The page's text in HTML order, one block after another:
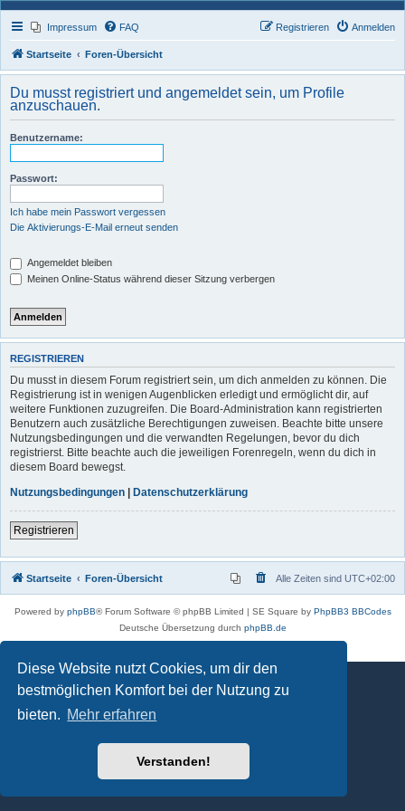
Diese Website nutzt Cookies, um dir den
bestmöglichen Komfort bei der Nutzung zu
bieten. Mehr erfahren
Verstanden!
Impressum FAQ Anmelden
Registrieren
Startseite Foren-Übersicht
Du musst registriert und angemeldet sein, um Profile
anzuschauen.
Benutzername:
Passwort:
Ich habe mein Passwort vergessen
Die Aktivierungs-E-Mail erneut senden
Angemeldet bleiben
Meinen Online-Status während dieser Sitzung verbergen
REGISTRIEREN
Du musst in diesem Forum registriert sein, um dich anmelden zu können. Die
Registrierung ist in wenigen Augenblicken erledigt und ermöglicht dir, auf
weitere Funktionen zuzugreifen. Die Board-Administration kann registrierten
Benutzern auch zusätzliche Berechtigungen zuweisen. Beachte bitte unsere
Nutzungsbedingungen und die verwandten Regelungen, bevor du dich
registrierst. Bitte beachte auch die jeweiligen Forenregeln, wenn du dich in
diesem Board bewegst.
Nutzungsbedingungen | Datenschutzerklärung
Registrieren
Startseite Foren-Übersicht Alle Zeiten sind UTC+02:00
Powered by phpBB® Forum Software © phpBB Limited | SE Square by PhpBB3 BBCodes
Deutsche Übersetzung durch phpBB.de
Datenschutz|Nutzungsbedingungen